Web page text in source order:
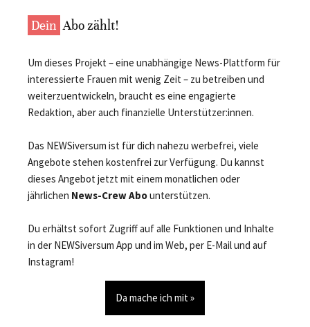
Dein Abo zählt!
Um dieses Projekt – eine unabhängige News-Plattform für
interessierte Frauen mit wenig Zeit – zu betreiben und
weiterzuentwickeln, braucht es eine engagierte
Redaktion, aber auch finanzielle Unterstützer:innen.
Das NEWSiversum ist für dich nahezu werbefrei, viele
Angebote stehen kostenfrei zur Verfügung. Du kannst
dieses Angebot jetzt mit einem monatlichen oder
jährlichen News-Crew Abounterstützen.
Du erhältst sofort Zugriff auf alle Funktionen und Inhalte
in der NEWSiversum App und im Web, per E-Mail und auf
Instagram!
Da mache ich mit »